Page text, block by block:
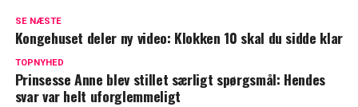
Marys hat må være forbandet
blev hun rørt
SE NÆSTE
Kongehuset deler ny video: Klokken 10 skal du sidde klar
TOPNYHED
Prinsesse Anne blev stillet særligt spørgsmål: Hendes
svar var helt uforglemmeligt